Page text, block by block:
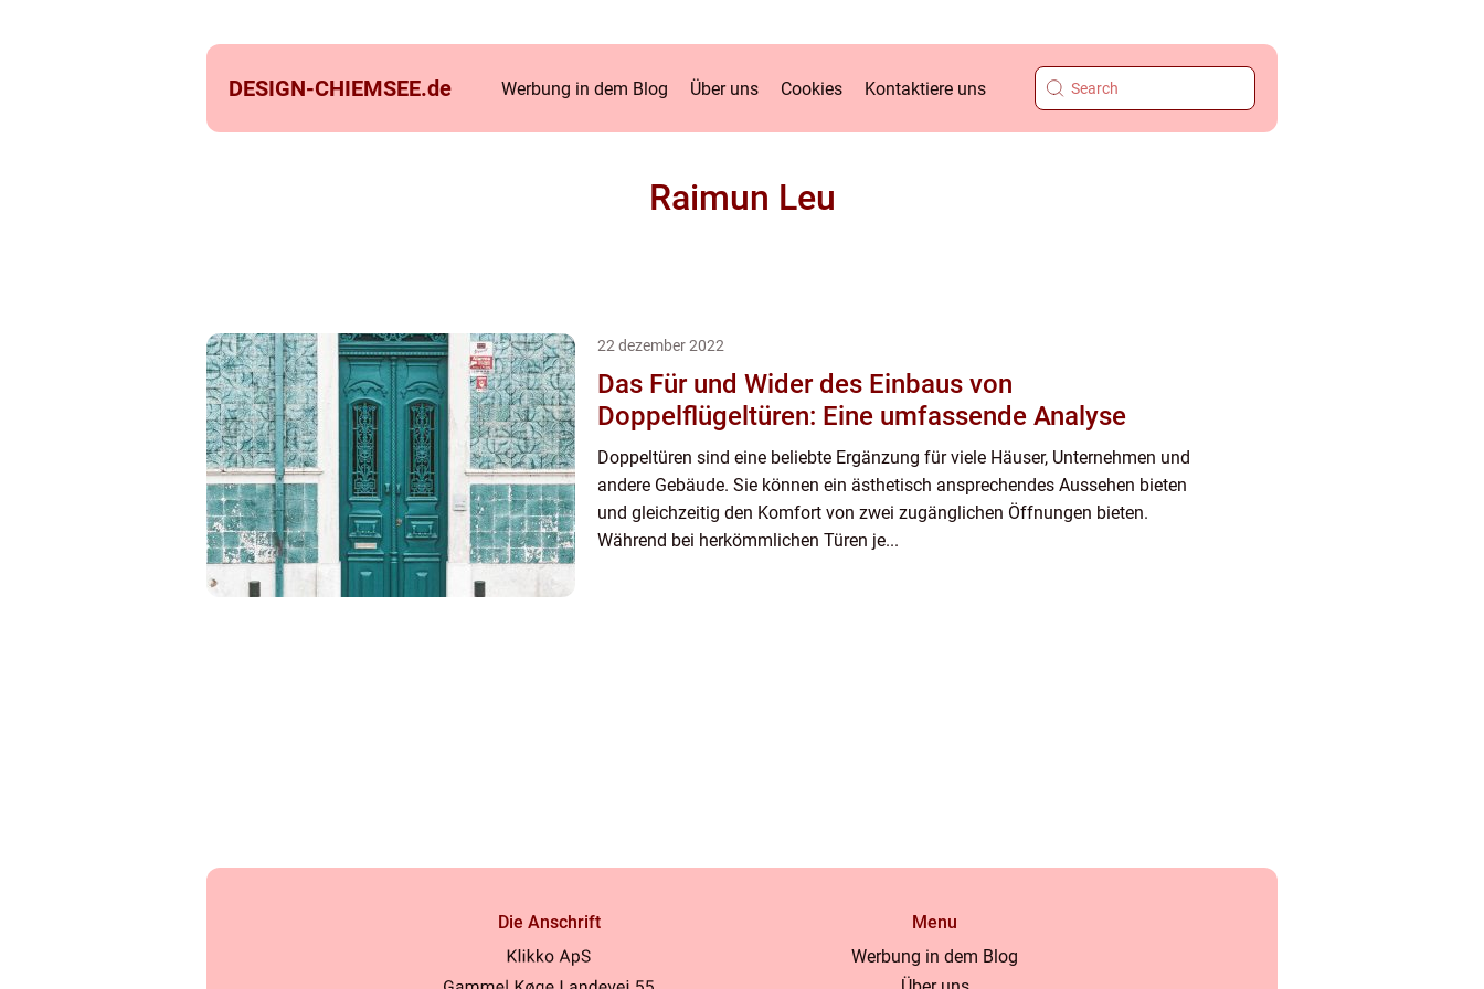
DESIGN-CHIEMSEE.de Werbung in dem Blog Über uns Cookies Kontaktiere uns
Raimun Leu
22 dezember 2022
Das Für und Wider des Einbaus von
Doppelflügeltüren: Eine umfassende Analyse
Doppeltüren sind eine beliebte Ergänzung für viele Häuser, Unternehmen und
andere Gebäude. Sie können ein ästhetisch ansprechendes Aussehen bieten
und gleichzeitig den Komfort von zwei zugänglichen Öffnungen bieten.
Während bei herkömmlichen Türen je...
Die Anschrift
Menu
Werbung in dem Blog